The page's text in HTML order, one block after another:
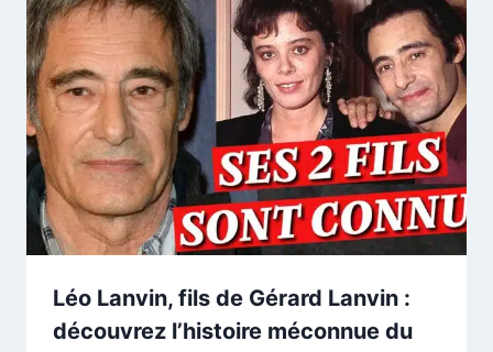
Léo Lanvin, fils de Gérard Lanvin :
découvrez l’histoire méconnue du